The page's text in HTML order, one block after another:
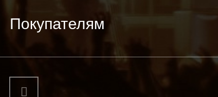
Покупателям